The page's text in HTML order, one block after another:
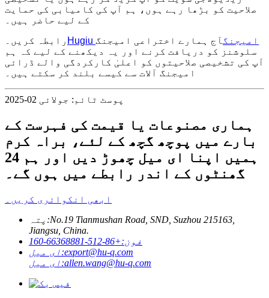
صلاحیت کو بڑھا رہے ہوں، ہم آپ کی کامیابی کی حمایت
کے لیے حاضر ہیں۔
رابطہ کریں۔
Hugiu امیجنگ آج ہمارے اختراعی امیجنگ
سلوشنز کو دریافت کرنے اور یہ دیکھنے کے لیے کہ ہم
آپ کی تشخیصی صلاحیتوں کو اعلیٰ کارکردگی والے ڈرائی
امیجنگ آلات سے کیسے بلند کر سکتے ہیں۔
پوسٹ ٹائم: جولائی 02-2025
ہماری مصنوعات یا قیمت کی فہرست کے
بارے میں پوچھ گچھ کے لئے، براہ کرم
ہمیں اپنا ای میل چھوڑ دیں اور ہم 24
گھنٹوں کے اندر رابطے میں ہوں گے۔
ابھی انکوائری کریں۔
پتہ:No.19 Tianmushan Road, SND, Suzhou 215163,
Jiangsu, China.
فون:+86-512-66368881-160
ای میل:export@hu-q.com
ای میل:allen.wang@hu-q.com